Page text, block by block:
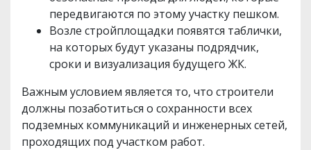
передвигаются по этому участку пешком.
Возле стройплощадки появятся таблички,
на которых будут указаны подрядчик,
сроки и визуализация будущего ЖК.
Важным условием является то, что строители
должны позаботиться о сохранности всех
подземных коммуникаций и инженерных сетей,
проходящих под участком работ.